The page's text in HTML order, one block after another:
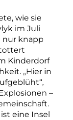
wie sie
im Juli
nur knapp
Kinderdorf
„Hier in
–
eine Insel